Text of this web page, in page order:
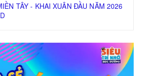
TÂY - KHAI XUÂN ĐẦU NĂM 2026